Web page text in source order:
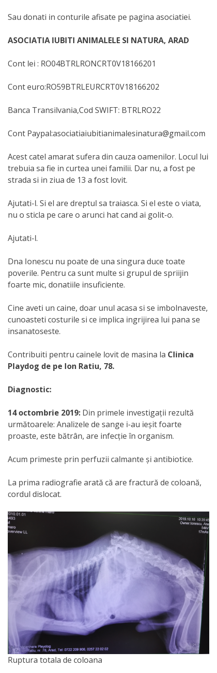
Sau donati in conturile afisate pe pagina asociatiei.
ASOCIATIA IUBITI ANIMALELE SI NATURA, ARAD
Cont lei : RO04BTRLRONCRT0V18166201
Cont euro:RO59BTRLEURCRT0V18166202
Banca Transilvania,Cod SWIFT: BTRLRO22
Cont Paypal:asociatiaiubitianimalesinatura@gmail.com
Acest catel amarat sufera din cauza oamenilor. Locul lui
trebuia sa fie in curtea unei familii. Dar nu, a fost pe
strada si in ziua de 13 a fost lovit.
Ajutati-l. Si el are dreptul sa traiasca. Si el este o viata,
nu o sticla pe care o arunci hat cand ai golit-o.
Ajutati-l.
Dna Ionescu nu poate de una singura duce toate
poverile. Pentru ca sunt multe si grupul de spriijin
foarte mic, donatiile insuficiente.
Cine aveti un caine, doar unul acasa si se imbolnaveste,
cunoasteti costurile si ce implica ingrijirea lui pana se
insanatoseste.
Contribuiti pentru cainele lovit de masina la Clinica
Playdog de pe Ion Ratiu, 78.
Diagnostic:
14 octombrie 2019: Din primele investigații rezultă
următoarele: Analizele de sange i-au ieșit foarte
proaste, este bătrân, are infecție în organism.
Acum primeste prin perfuzii calmante și antibiotice.
La prima radiografie arată că are fractură de coloană,
cordul dislocat.
Ruptura totala de coloana